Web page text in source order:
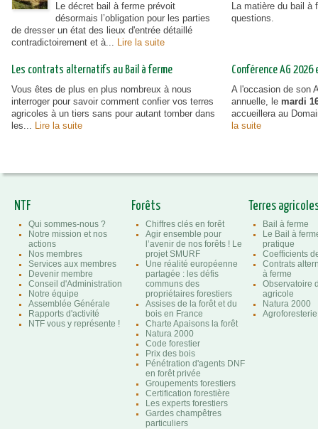
Le décret bail à ferme prévoit
désormais l’obligation pour les parties
de dresser un état des lieux d'entrée détaillé
contradictoirement et à... Lire la suite
La matière du bail à
questions.
Les contrats alternatifs au Bail à ferme
Vous êtes de plus en plus nombreux à nous
interroger pour savoir comment confier vos terres
agricoles à un tiers sans pour autant tomber dans
les... Lire la suite
Conférence AG
A l'occasion de son
annuelle, le mardi
accueillera au
la suite
NTF
Qui sommes-nous ?
Notre mission et nos
actions
Nos membres
Services aux membres
Devenir membre
Conseil d'Administration
Notre équipe
Assemblée Générale
Rapports d'activité
NTF vous y représente !
Forêts
Chiffres clés en forêt
Agir ensemble pour
l’avenir de nos forêts ! Le
projet SMURF
Une réalité européenne
partagée : les défis
communs des
propriétaires forestiers
Assises de la forêt et du
bois en France
Charte Apaisons la forêt
Natura 2000
Code forestier
Prix des bois
Pénétration d'agents DNF
en forêt privée
Groupements forestiers
Certification forestière
Les experts forestiers
Gardes champêtres
particuliers
Terres
Bail à ferme
Le Bail à
pratique
Coefficients
Contrats
à ferme
Observatoire
agricole
Natura 2000